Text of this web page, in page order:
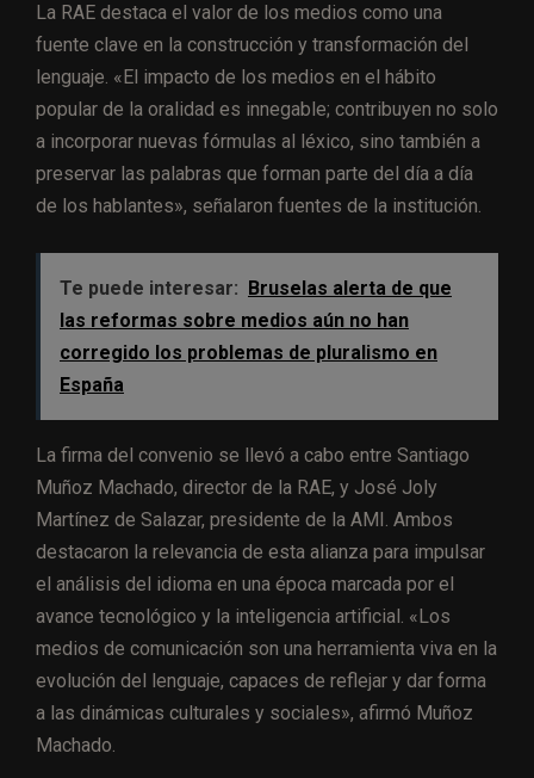
La RAE destaca el valor de los medios como una
fuente clave en la construcción y transformación del
lenguaje. «El impacto de los medios en el hábito
popular de la oralidad es innegable; contribuyen no solo
a incorporar nuevas fórmulas al léxico, sino también a
preservar las palabras que forman parte del día a día
de los hablantes», señalaron fuentes de la institución.
Te puede interesar:
Bruselas alerta de que
las reformas sobre medios aún no han
corregido los problemas de pluralismo en
España
La firma del convenio se llevó a cabo entre Santiago
Muñoz Machado, director de la RAE, y José Joly
Martínez de Salazar, presidente de la AMI. Ambos
destacaron la relevancia de esta alianza para impulsar
el análisis del idioma en una época marcada por el
avance tecnológico y la inteligencia artificial. «Los
medios de comunicación son una herramienta viva en la
evolución del lenguaje, capaces de reflejar y dar forma
a las dinámicas culturales y sociales», afirmó Muñoz
Machado.